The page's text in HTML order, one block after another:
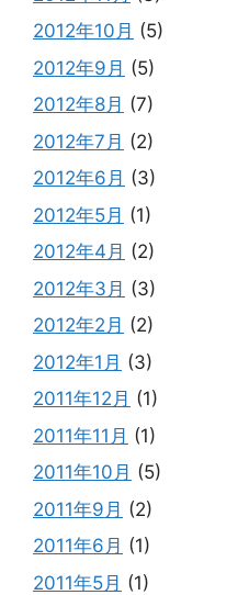
2012年10月 (5)
2012年9月 (5)
2012年8月 (7)
2012年7月 (2)
2012年6月 (3)
2012年5月 (1)
2012年4月 (2)
2012年3月 (3)
2012年2月 (2)
2012年1月 (3)
2011年12月 (1)
2011年11月 (1)
2011年10月 (5)
2011年9月 (2)
2011年6月 (1)
2011年5月 (1)